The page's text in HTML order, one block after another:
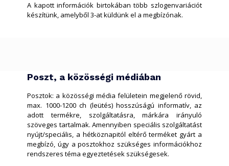
A kapott információk birtokában több szlogenvariációt
készítünk, amelyből 3-at küldünk el a megbízónak.
Poszt, a közösségi médiában
Posztok: a közösségi média felületein megjelenő rövid,
max. 1000-1200 ch (leütés) hosszúságú informatív, az
adott termékre, szolgáltatásra, márkára irányuló
szöveges tartalmak. Amennyiben speciális szolgáltatást
nyújt/speciális, a hétköznapitól eltérő terméket gyárt a
megbízó, úgy a posztokhoz szükséges információkhoz
rendszeres téma egyeztetések szükségesek.